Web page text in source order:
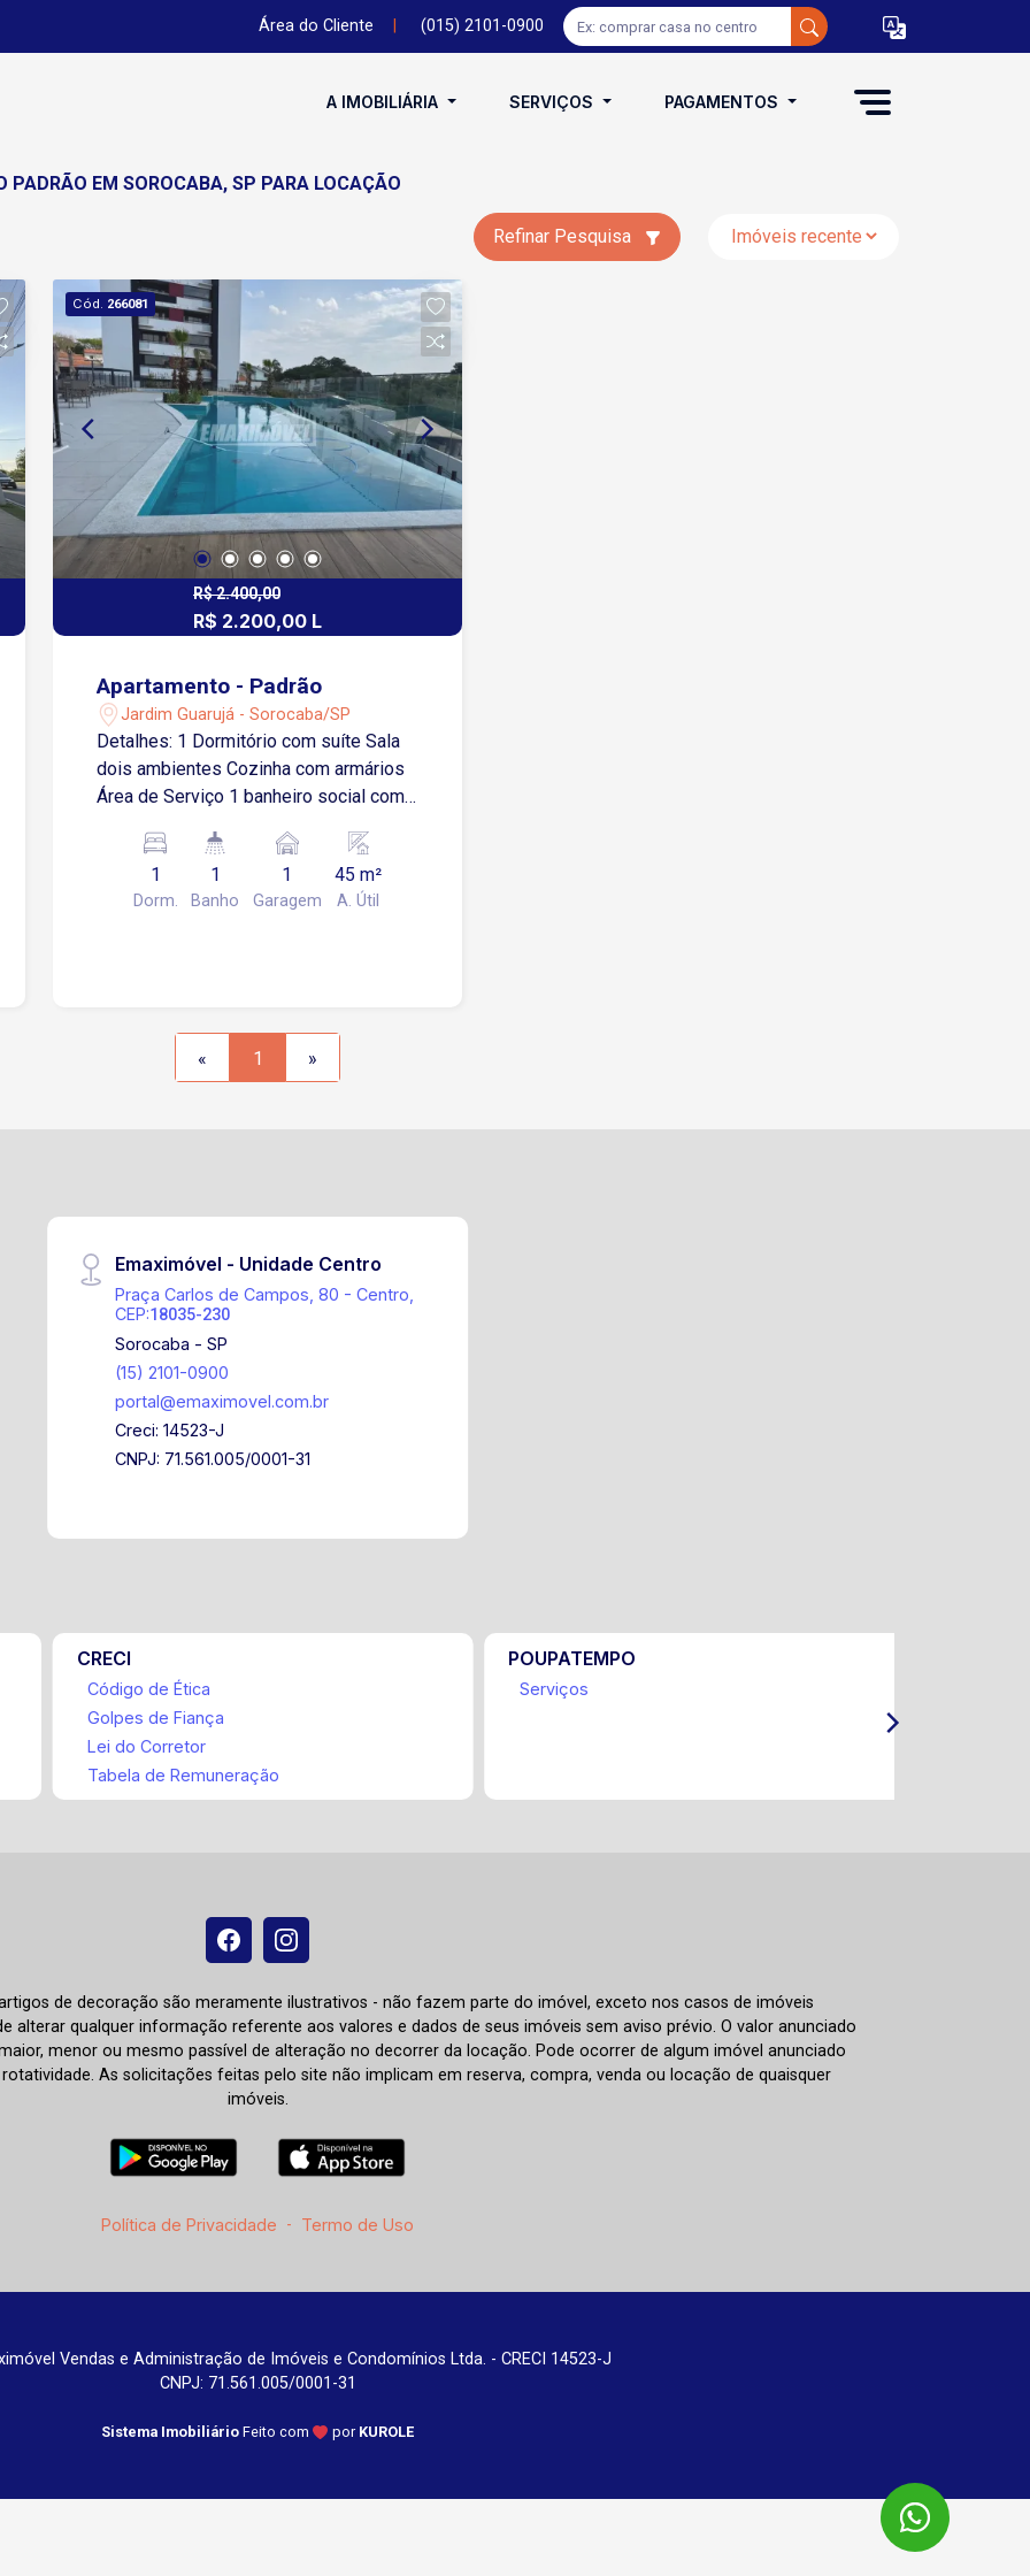
Área do Cliente (015) 2101-0900
A IMOBILIÁRIA SERVIÇOS PAGAMENTOS
EM SOROCABA, SP PARA LOCAÇÃO
Refinar Pesquisa
Cód. 266081
R$ 2.400,00
R$ 2.200,00 L
Apartamento - Padrão
Jardim Guarujá - Sorocaba/SP
Detalhes: 1 Dormitório com suíte Sala
dois ambientes Cozinha com armários
Área de Serviço 1 banheiro social com
garagem coberta Localização
Localização privilegiada no Jardim
Guarujá, Sorocaba/SP, Próximo à
equipadas Salão de festas Quadra
lockers inteligentes Pista de
caminhada
1
Dorm.
1
Banho
1
Garagem
45 m²
A. Útil
« 1 »
Emaximóvel - Unidade Centro
Praça Carlos de Campos, 80 - Centro,
CEP:18035-230
Sorocaba - SP
(15) 2101-0900
portal@emaximovel.com.br
Creci: 14523-J
CNPJ: 71.561.005/0001-31
CRECI
Código de Ética
Golpes de Fiança
Lei do Corretor
Tabela de Remuneração
POUPATEMPO
Serviços
de decoração são meramente ilustrativos - não fazem parte do imóvel, exceto nos casos de imóveis
alterar qualquer informação referente aos valores e dados de seus imóveis sem aviso prévio. O valor anunciado
menor ou mesmo passível de alteração no decorrer da locação. Pode ocorrer de algum imóvel anunciado
As solicitações feitas pelo site não implicam em reserva, compra, venda ou locação de quaisquer
imóveis.
Política de Privacidade - Termo de Uso
Vendas e Administração de Imóveis e Condomínios Ltda. - CRECI 14523-J
CNPJ: 71.561.005/0001-31
Sistema Imobiliário Feito com por KUROLE